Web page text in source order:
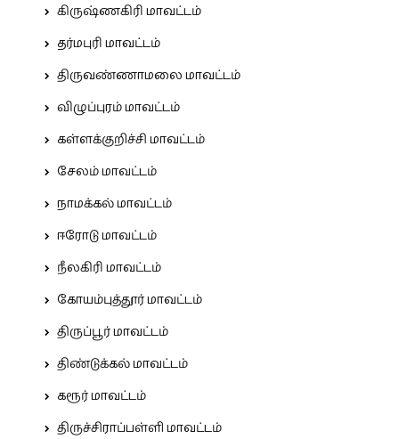
கிருஷ்ணகிரி மாவட்டம்
தர்மபுரி மாவட்டம்
திருவண்ணாமலை மாவட்டம்
விழுப்புரம் மாவட்டம்
கள்ளக்குறிச்சி மாவட்டம்
சேலம் மாவட்டம்
நாமக்கல் மாவட்டம்
ஈரோடு மாவட்டம்
நீலகிரி மாவட்டம்
கோயம்புத்தூர் மாவட்டம்
திருப்பூர் மாவட்டம்
திண்டுக்கல் மாவட்டம்
கரூர் மாவட்டம்
திருச்சிராப்பள்ளி மாவட்டம்